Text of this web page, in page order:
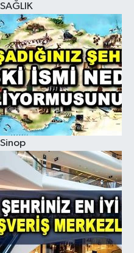
SAĞLIK
Sinop